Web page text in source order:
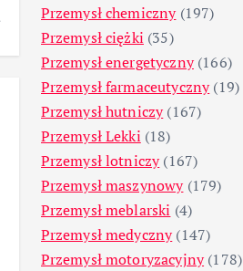
Przemysł chemiczny(197)
Przemysł ciężki (35)
Przemysł energetyczny(166)
Przemysł farmaceutyczny(19)
Przemysł hutniczy(167)
Przemysł Lekki (18)
Przemysł lotniczy(167)
Przemysł maszynowy(179)
Przemysł meblarski (4)
Przemysł medyczny(147)
Przemysł motoryzacyjny(178)